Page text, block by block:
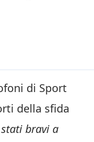
di Sport
della sfida
stati bravi a